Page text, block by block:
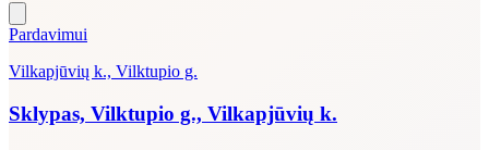
Pardavimui
Vilkapjūvių k., Vilktupio g.
Sklypas, Vilktupio g., Vilkapjūvių k.